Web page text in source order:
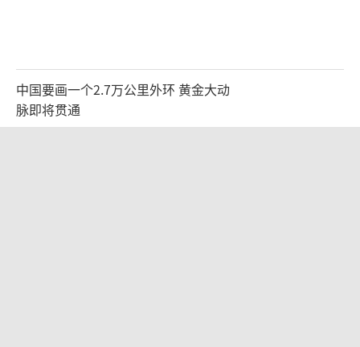
中国要画一个2.7万公里外环 黄金大动
脉即将贯通